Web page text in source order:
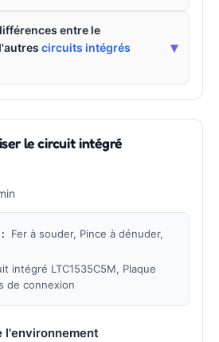
entre le
circuits intégrés
▾
le circuit intégré
Fer à souder, Pince à dénuder,
intégré LTC1535C5M, Plaque
de connexion
l'environnement